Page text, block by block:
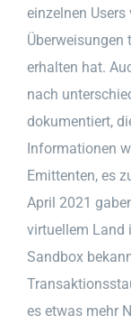
einzelnen
Überweisungen
erhalten hat.
nach
dokumentiert,
Informationen
Emittenten, es
April 2021
virtuellem Land
Sandbox
es etwas mehr